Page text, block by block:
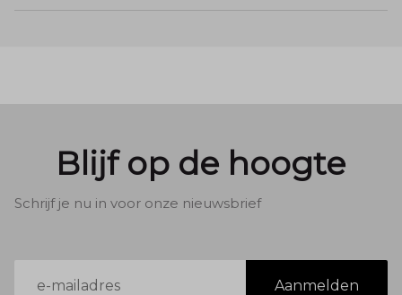
Blijf op de hoogte
Schrijf je nu in voor onze nieuwsbrief
Aanmelden